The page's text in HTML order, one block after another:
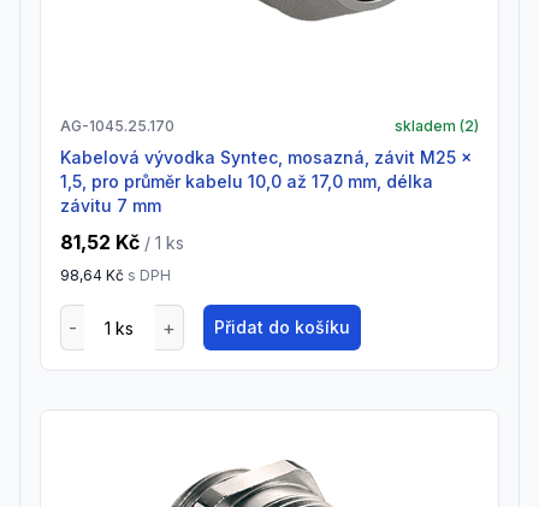
AG-1045.25.170 skladem (2)
Kabelová vývodka Syntec, mosazná, závit M25 x
1,5, pro průměr kabelu 10,0 až 17,0 mm, délka
závitu 7 mm
81,52 Kč / 1 ks
98,64 Kč s DPH
Přidat do košíku